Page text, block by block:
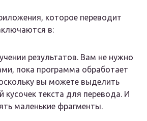
которое переводит
в:
результатов. Вам не нужно
пока программа обработает
вы можете выделить
кусочек текста для перевода. И
маленькие фрагменты.